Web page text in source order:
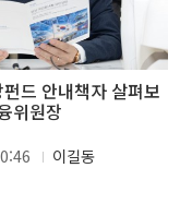
드 안내책자 살펴보
위원장
이길동